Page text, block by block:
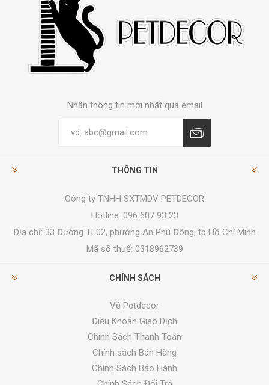
Nhận thông tin mới nhất qua email
THÔNG TIN
Công ty TNHH SXTMDV PETDECOR
Hotline: 096 607 93 23
Địa chỉ: 33 Đường TL02, phường An Phú Đông, tp Hồ Chí Minh
Mã số thuế: 0318962739
CHÍNH SÁCH
Về Petdecor
Điều Khoản Giao Dịch
Chính Sách Thanh Toán
Chính sách Bán Hàng
Chính Sách Bảo Hành